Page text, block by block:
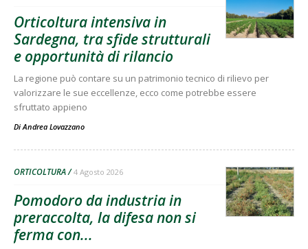
Orticoltura intensiva in
Sardegna, tra sfide strutturali
e opportunità di rilancio
La regione può contare su un patrimonio tecnico di rilievo per
valorizzare le sue eccellenze, ecco come potrebbe essere
sfruttato appieno
Di Andrea Lovazzano
ORTICOLTURA 4 Agosto 2026
Pomodoro da industria in
preraccolta, la difesa non si
ferma con...